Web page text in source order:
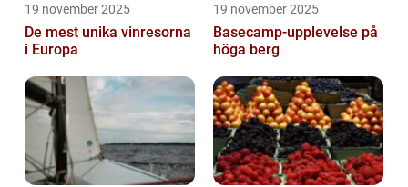
19 november 2025
De mest unika vinresorna
i Europa
19 november 2025
Basecamp-upplevelse på
höga berg